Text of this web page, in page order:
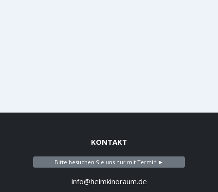
KONTAKT
Bitte besuchen Sie uns nur mit Termin ►
info@heimkinoraum.de